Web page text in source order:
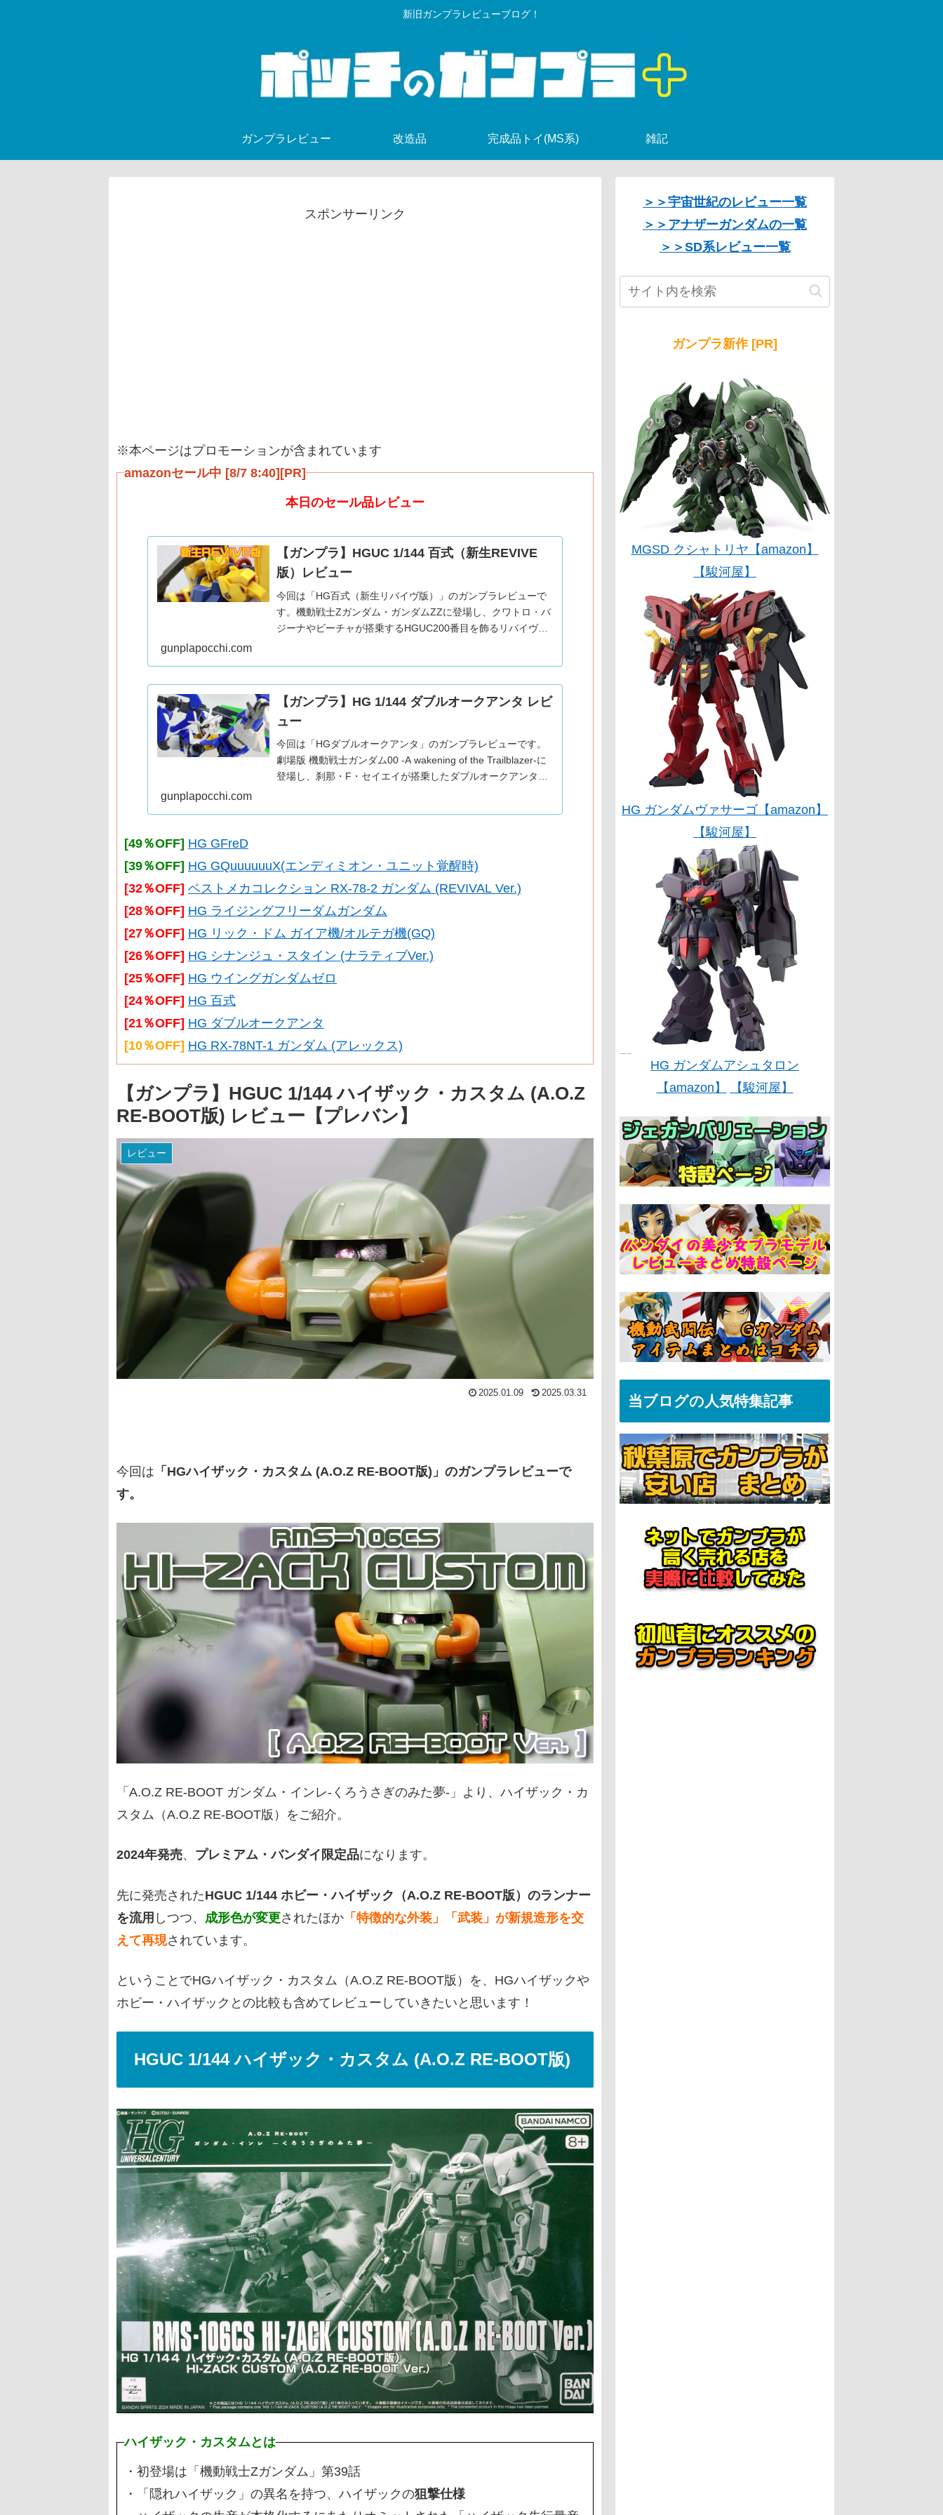
新旧ガンプラレビューブログ！
ガンプラレビュー 改造品 完成品トイ(MS系) 雑記
スポンサーリンク
※本ページはプロモーションが含まれています
amazonセール中 [8/7 8:40][PR]
本日のセール品レビュー
【ガンプラ】HGUC 1/144 百式（新生REVIVE
版）レビュー
今回は「HG百式（新生リバイヴ版）」のガンプラレビューで
す。機動戦士Zガンダム・ガンダムZZに登場し、クワトロ・バ
ジーナやビーチャが搭乗するHGUC200番目を飾るリバイヴ版
gunplapocchi.com
【ガンプラ】HG 1/144 ダブルオークアンタ レビ
ュー
今回は「HGダブルオークアンタ」のガンプラレビューです。
劇場版 機動戦士ガンダム00 -A wakening of the Trailblazer-に
登場し、刹那・F・セイエイが搭乗したダブルオークアンタの
gunplapocchi.com
[49％OFF] HG GFreD
[39％OFF] HG GQuuuuuuX(エンディミオン・ユニット覚醒時)
[32％OFF] ベストメカコレクション RX-78-2 ガンダム (REVIVAL Ver.)
[28％OFF] HG ライジングフリーダムガンダム
[27％OFF] HG リック・ドム ガイア機/オルテガ機(GQ)
[26％OFF] HG シナンジュ・スタイン (ナラティブVer.)
[25％OFF] HG ウイングガンダムゼロ
[24％OFF] HG 百式
[21％OFF] HG ダブルオークアンタ
[10％OFF] HG RX-78NT-1 ガンダム (アレックス)
【ガンプラ】HGUC 1/144 ハイザック・カスタム (A.O.Z
RE-BOOT版) レビュー【プレバン】
レビュー
2025.01.09 2025.03.31
今回は 「HGハイザック・カスタム (A.O.Z RE-BOOT版)」のガンプラレビューで
す。
「A.O.Z RE-BOOT ガンダム・インレ-くろうさぎのみた夢-」より、ハイザック・カ
スタム（A.O.Z RE-BOOT版）をご紹介。
2024年発売、 プレミアム・バンダイ限定品になります。
先に発売されたHGUC 1/144 ホビー・ハイザック（A.O.Z RE-BOOT版）のランナー
を流用 しつつ、 成形色が変更されたほか 「特徴的な外装」「武装」が新規造形を交
えて再現されています。
ということでHGハイザック・カスタム（A.O.Z RE-BOOT版）を、HGハイザックや
ホビー・ハイザックとの比較も含めてレビューしていきたいと思います！
HGUC 1/144 ハイザック・カスタム (A.O.Z RE-BOOT版)
ハイザック・カスタムとは
・初登場は「機動戦士Ζガンダム」第39話
・「隠れハイザック」の異名を持つ、ハイザックの狙撃仕様
＞＞宇宙世紀のレビュー一覧
＞＞アナザーガンダムの一覧
＞＞SD系レビュー一覧
ガンプラ新作 [PR]
MGSD クシャトリヤ【amazon】
【駿河屋】
HG ガンダムヴァサーゴ【amazon】
【駿河屋】
HG ガンダムアシュタロン
【amazon】
【駿河屋】
当ブログの人気特集記事